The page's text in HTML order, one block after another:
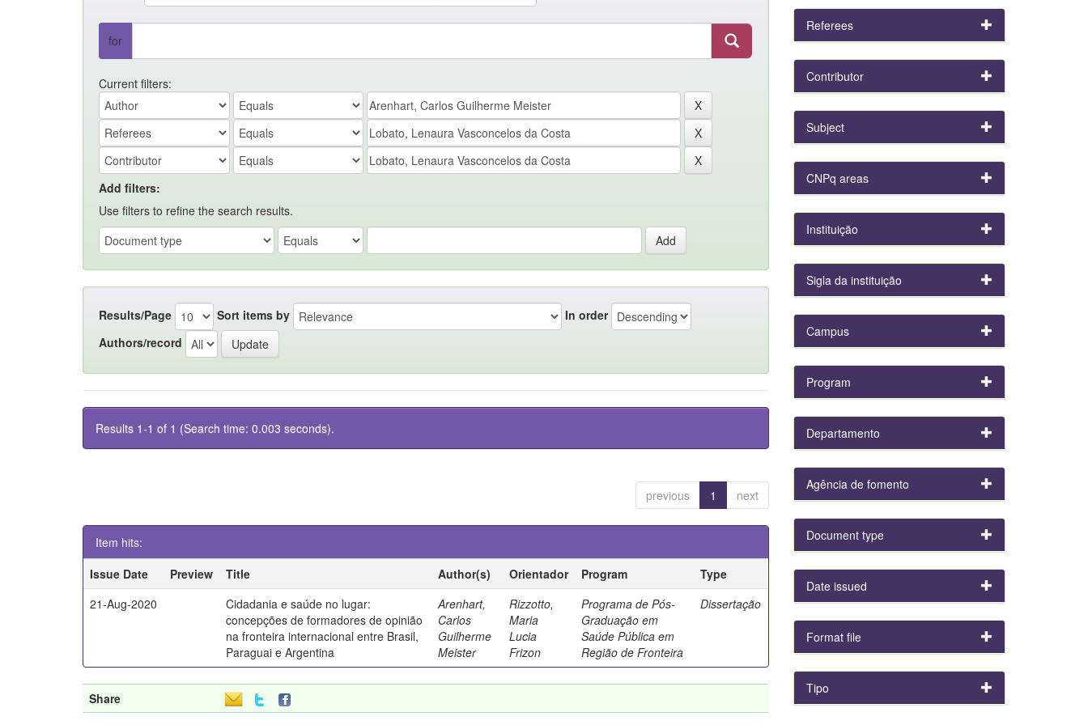
for
Current filters:
Add filters:
Use filters to refine the search results.
Results/Page Sort items by
In order
Authors/record
Results 1-1 of 1 (Search time: 0.003 seconds).
previous 1 next
Item hits:
Issue Date
Preview Title Author(s) Orientador Program
Type
21-Aug-2020
Cidadania e saúde no lugar:
concepções de formadores de opinião
na fronteira internacional entre Brasil,
Paraguai e Argentina
Arenhart,
Carlos
Guilherme
Meister
Rizzotto,
Maria
Lucia
Frizon
Programa de Pós-
Graduação em
Saúde Pública em
Região de Fronteira
Dissertação
Share
Referees
Contributor
Subject
CNPq areas
Instituição
Sigla da instituição
Campus
Program
Departamento
Agência de fomento
Document type
Date issued
Format file
Tipo